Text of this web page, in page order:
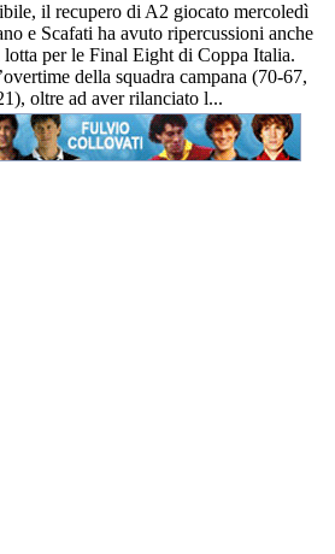
il recupero di A2 giocato mercoledì
e Scafati ha avuto ripercussioni anche
lotta per le Final Eight di Coppa Italia.
della squadra campana (70-67,
oltre ad aver rilanciato l...